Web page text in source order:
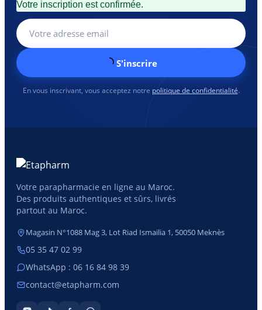
Votre inscription est confirmée.
S'inscrire
En vous inscrivant, vous acceptez notre politique de confidentialité.
Votre parapharmacie en ligne au Maroc.
Des produits authentiques et sûrs, livrés
partout au Maroc.
Magasin N°1088 Mag 3, Lot Riad Ismailia 1, 50050 Meknès
05 35 47 02 99
WhatsApp : 06 16 84 98 39
contact@etapharm.com